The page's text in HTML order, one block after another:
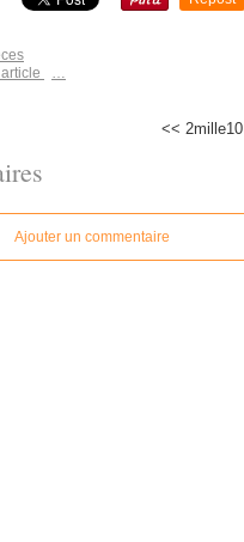
…
<< 2mille10
Ajouter un commentaire